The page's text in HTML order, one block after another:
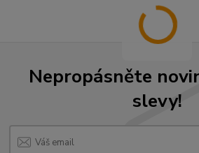
Nepropásněte
slevy!